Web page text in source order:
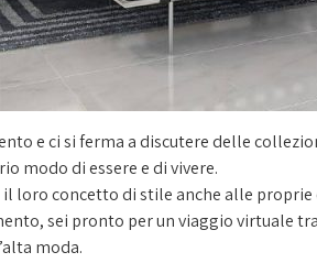
e ci si ferma a discutere delle
modo di essere e di vivere.
concetto di stile anche alle
sei pronto per un viaggio virtuale
moda.